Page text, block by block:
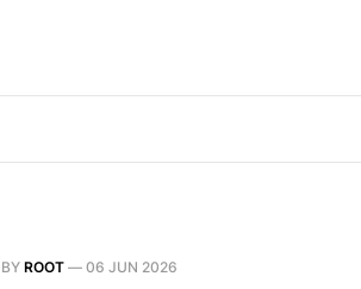
BY ROOT — 06 JUN 2026